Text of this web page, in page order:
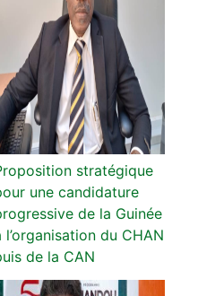
stratégique
une candidature
de la Guinée
l’organisation du CHAN
de la CAN